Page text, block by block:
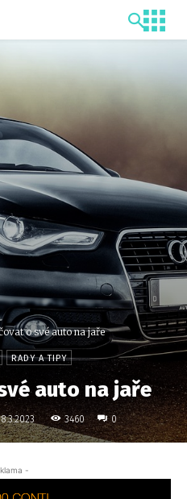
o své auto na jaře
RADY A TIPY
auto na jaře
3460 0
-